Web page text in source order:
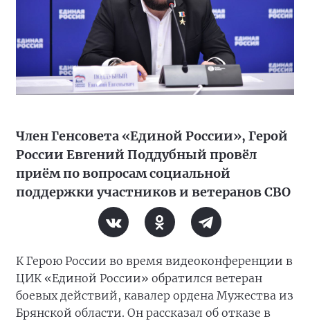
Член Генсовета «Единой России», Герой
России Евгений Поддубный провёл
приём по вопросам социальной
поддержки участников и ветеранов СВО
К Герою России во время видеоконференции в
ЦИК «Единой России» обратился ветеран
боевых действий, кавалер ордена Мужества из
Брянской области. Он рассказал об отказе в